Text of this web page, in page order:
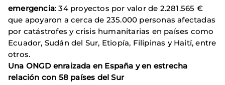
emergencia: 34 proyectos por valor de 2.281.565 €
que apoyaron a cerca de 235.000 personas afectadas
por catástrofes y crisis humanitarias en países como
Ecuador, Sudán del Sur, Etiopía, Filipinas y Haití, entre
otros.
Una ONGD enraizada en España y en estrecha
relación con 58 países del Sur